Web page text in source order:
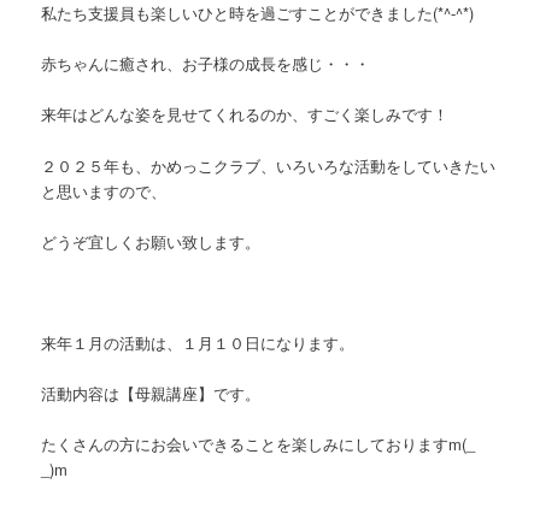
私たち支援員も楽しいひと時を過ごすことができました(*^-^*)
赤ちゃんに癒され、お子様の成長を感じ・・・
来年はどんな姿を見せてくれるのか、すごく楽しみです！
２０２５年も、かめっこクラブ、いろいろな活動をしていきたい
と思いますので、
どうぞ宜しくお願い致します。
来年１月の活動は、１月１０日になります。
活動内容は【母親講座】です。
たくさんの方にお会いできることを楽しみにしておりますm(_
_)m